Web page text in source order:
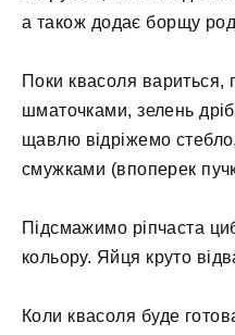
а також додає борщу
Поки квасоля вариться,
шматочками, зелень
щавлю відріжемо
смужками (впоперек
Підсмажимо ріпчаста
кольору. Яйця круто
Коли квасоля буде